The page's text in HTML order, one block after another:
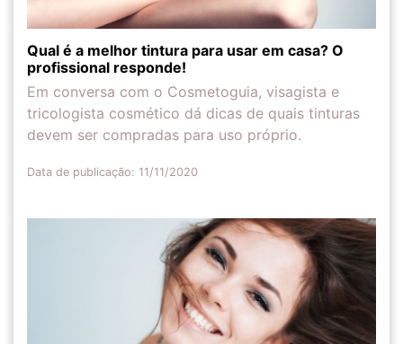
Qual é a melhor tintura para usar em casa? O
profissional responde!
Em conversa com o Cosmetoguia, visagista e
tricologista cosmético dá dicas de quais tinturas
devem ser compradas para uso próprio.
Data de publicação: 11/11/2020